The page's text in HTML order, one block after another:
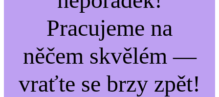
Pracujeme na
něčem skvělém —
vraťte se brzy zpět!